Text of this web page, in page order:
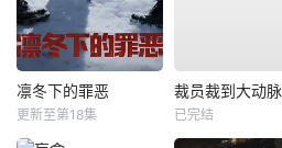
凛冬下的罪恶
更新至第18集
裁员裁到大动脉
已完结